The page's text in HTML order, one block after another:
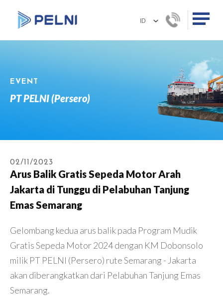
EVENT
PT PELNI (Persero)
02/11/2023
Arus Balik Gratis Sepeda Motor Arah
Jakarta di Tunggu di Pelabuhan Tanjung
Emas Semarang
Gelombang kedua arus balik pada Program Mudik
Gratis Sepeda Motor 2024 dengan KM Dobonsolo
milik PT PELNI (Persero) rute Semarang - Jakarta
akan diberangkatkan dari Pelabuhan Tanjung Emas
Semarang.